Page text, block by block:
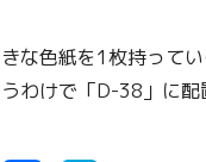
な色紙を1枚持って
わけで「D-38」に